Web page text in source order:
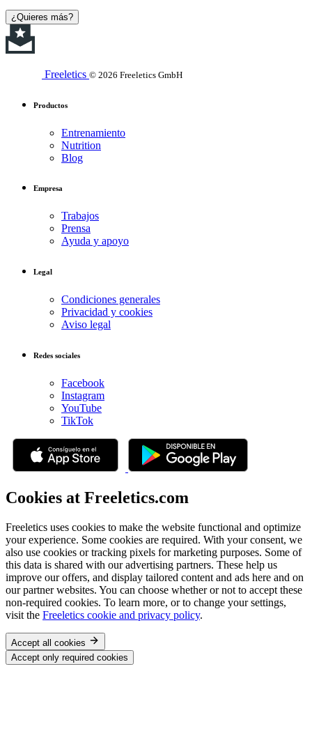
¿Quieres más?
Freeletics © 2026 Freeletics GmbH
Productos
Entrenamiento
Nutrition
Blog
Empresa
Trabajos
Prensa
Ayuda y apoyo
Legal
Condiciones generales
Privacidad y cookies
Aviso legal
Redes sociales
Facebook
Instagram
YouTube
TikTok
Cookies at Freeletics.com
Freeletics uses cookies to make the website functional and optimize
your experience. Some cookies are required. With your consent, we
also use cookies or tracking pixels for marketing purposes. Some of
this data is shared with our advertising partners. These help us
improve our offers, and display tailored content and ads here and on
our partner websites. You can choose whether or not to accept these
non-required cookies. To learn more, or to change your settings,
visit the Freeletics cookie and privacy policy.
Accept all cookies
Accept only required cookies